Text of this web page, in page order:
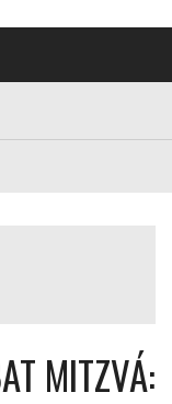
MITZVÁ: